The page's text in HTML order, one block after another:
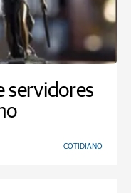
servidores
COTIDIANO